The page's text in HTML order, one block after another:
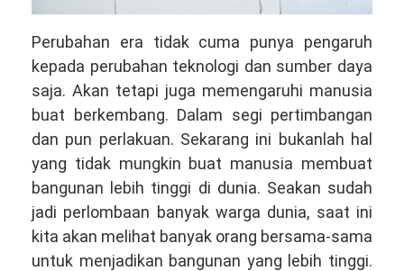
Perubahan era tidak cuma punya pengaruh
kepada perubahan teknologi dan sumber daya
saja. Akan tetapi juga memengaruhi manusia
buat berkembang. Dalam segi pertimbangan
dan pun perlakuan. Sekarang ini bukanlah hal
yang tidak mungkin buat manusia membuat
bangunan lebih tinggi di dunia. Seakan sudah
jadi perlombaan banyak warga dunia, saat ini
kita akan melihat banyak orang bersama-sama
untuk menjadikan bangunan yang lebih tinggi.